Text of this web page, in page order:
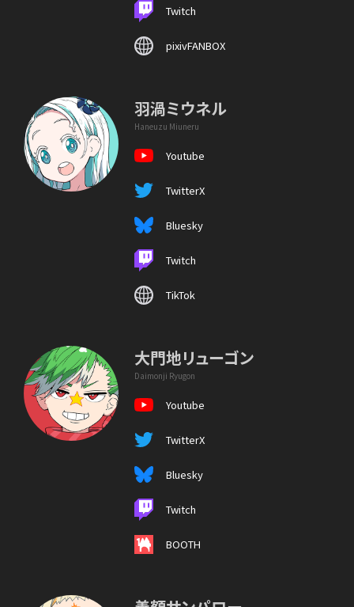
Twitch
pixivFANBOX
羽渦ミウネル
Haneuzu Miuneru
Youtube
TwitterX
Bluesky
Twitch
TikTok
大門地リューゴン
Daimonji Ryugon
Youtube
TwitterX
Bluesky
Twitch
BOOTH